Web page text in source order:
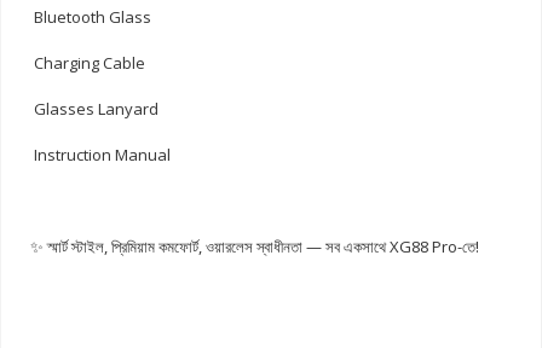
Bluetooth Glass
Charging Cable
Glasses Lanyard
Instruction Manual
✨ স্মার্ট স্টাইল, প্রিমিয়াম কমফোর্ট, ওয়ারলেস স্বাধীনতা — সব একসাথে XG88 Pro-তে!